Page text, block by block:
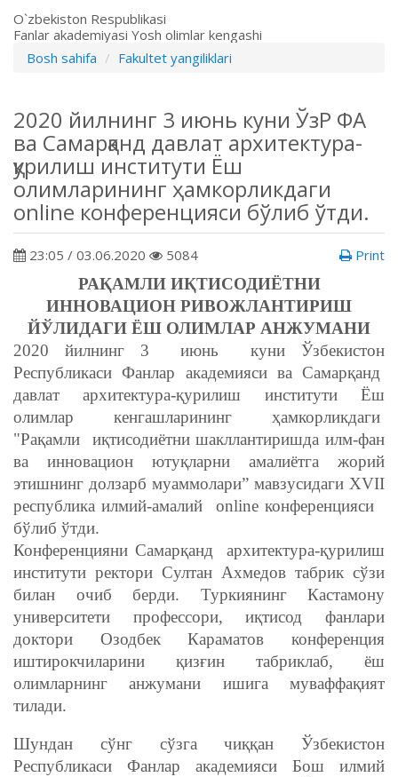
O`zbekiston Respublikasi
Fanlar akademiyasi Yosh olimlar kengashi
Bosh sahifa
Fakultet yangiliklari
2020 йилнинг 3 июнь куни ЎзР ФА
ва Самарқанд давлат архитектура-
қурилиш институти Ёш
олимларининг ҳамкорликдаги
online конференцияси бўлиб ўтди.
23:05 / 03.06.2020 5084 Print
РАҚАМЛИ ИҚТИСОДИЁТНИ
ИННОВАЦИОН РИВОЖЛАНТИРИШ
ЙЎЛИДАГИ ЁШ ОЛИМЛАР АНЖУМАНИ
2020 йилнинг 3 июнь куни Ўзбекистон
Республикаси Фанлар академияси ва Самарқанд
давлат архитектура-қурилиш институти Ёш
олимлар кенгашларининг ҳамкорликдаги
"Рақамли иқтисодиётни шакллантиришда илм-фан
ва инновацион ютуқларни амалиётга жорий
этишнинг долзарб муаммолари” мавзусидаги XVII
республика илмий-амалий online конференцияси
бўлиб ўтди.
Конференцияни Самарқанд архитектура-қурилиш
институти ректори Султан Ахмедов табрик сўзи
билан очиб берди. Туркиянинг Кастамону
университети профессори, иқтисод фанлари
доктори Озодбек Караматов конференция
иштирокчиларини қизғин табриклаб, ёш
олимларнинг анжумани ишига муваффақият
тилади.
Шундан сўнг сўзга чиққан Ўзбекистон
Республикаси Фанлар академияси Бош илмий